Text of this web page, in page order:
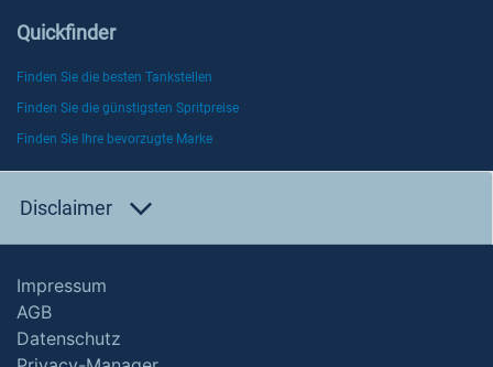
Quickfinder
Finden Sie die besten Tankstellen
Finden Sie die günstigsten Spritpreise
Finden Sie Ihre bevorzugte Marke
Disclaimer
Impressum
AGB
Datenschutz